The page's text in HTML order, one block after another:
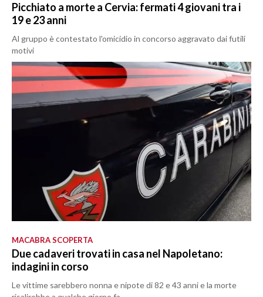
Picchiato a morte a Cervia: fermati 4 giovani tra i
19 e 23 anni
Al gruppo è contestato l'omicidio in concorso aggravato dai futili
motivi
MACABRA SCOPERTA
Due cadaveri trovati in casa nel Napoletano:
indagini in corso
Le vittime sarebbero nonna e nipote di 82 e 43 anni e la morte